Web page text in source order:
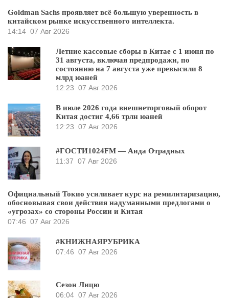
Goldman Sachs проявляет всё большую уверенность в
китайском рынке искусственного интеллекта.
14:14 07 Авг 2026
Летние кассовые сборы в Китае с 1 июня по
31 августа, включая предпродажи, по
состоянию на 7 августа уже превысили 8
млрд юаней
12:23 07 Авг 2026
В июле 2026 года внешнеторговый оборот
Китая достиг 4,66 трлн юаней
12:23 07 Авг 2026
#ГОСТИ1024FM — Аида Отрадных
11:37 07 Авг 2026
Официальный Токио усиливает курс на ремилитаризацию,
обосновывая свои действия надуманными предлогами о
«угрозах» со стороны России и Китая
07:46 07 Авг 2026
#КНИЖНАЯРУБРИКА
07:46 07 Авг 2026
Сезон Лицю
06:04 07 Авг 2026